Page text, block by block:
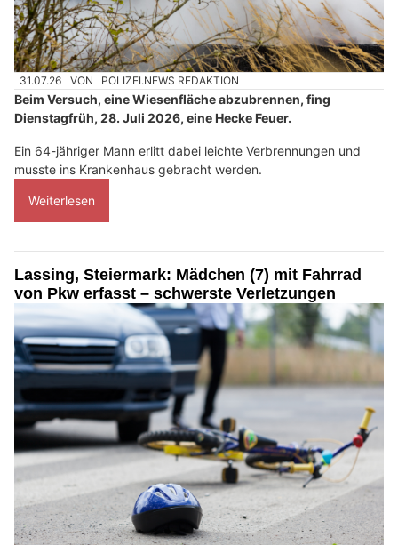
31.07.26 VON POLIZEI.NEWS REDAKTION
Beim Versuch, eine Wiesenfläche abzubrennen, fing
Dienstagfrüh, 28. Juli 2026, eine Hecke Feuer.
Ein 64-jähriger Mann erlitt dabei leichte Verbrennungen und
musste ins Krankenhaus gebracht werden.
Weiterlesen
Lassing, Steiermark: Mädchen (7) mit Fahrrad
von Pkw erfasst – schwerste Verletzungen